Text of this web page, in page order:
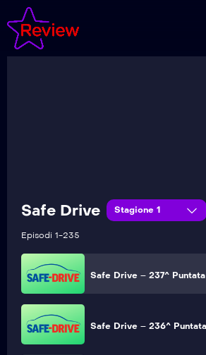
Safe Drive Stagione 1
Episodi 1-235
Safe Drive – 238^ Puntata
Safe Drive – 237^ Puntata
Safe Drive – 236^ Puntata